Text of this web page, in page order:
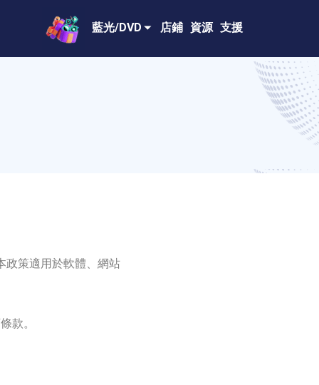
藍光/DVD 店鋪 資源 支援
政策適用於軟體、網站
款。